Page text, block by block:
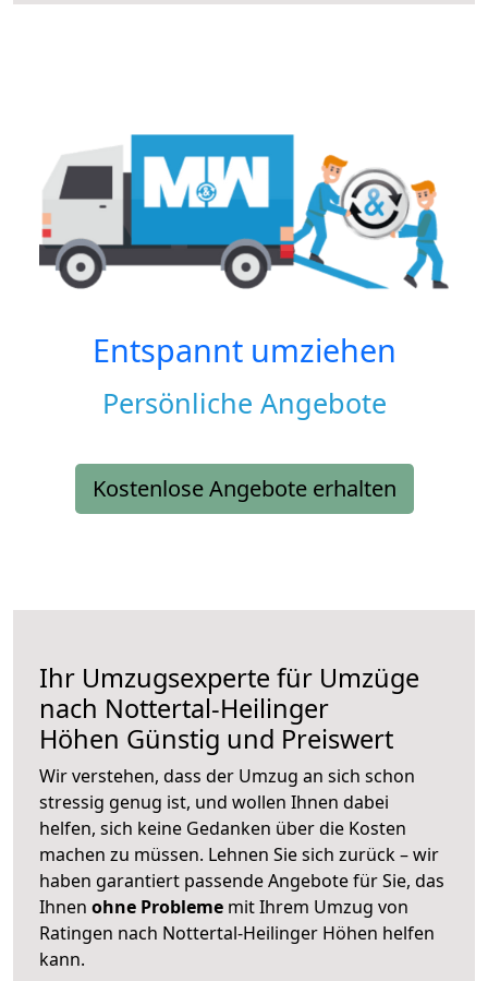
Entspannt umziehen
Persönliche Angebote
Kostenlose Angebote erhalten
Ihr Umzugsexperte für Umzüge
nach Nottertal-Heilinger
Höhen Günstig und Preiswert
Wir verstehen, dass der Umzug an sich schon
stressig genug ist, und wollen Ihnen dabei
helfen, sich keine Gedanken über die Kosten
machen zu müssen. Lehnen Sie sich zurück – wir
haben garantiert passende Angebote für Sie, das
Ihnen ohne Probleme mit Ihrem Umzug von
Ratingen nach Nottertal-Heilinger Höhen helfen
kann.